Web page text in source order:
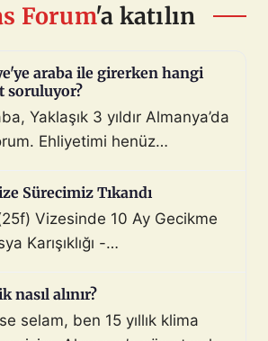
Forum'a katılın
araba ile girerken hangi
soruluyor?
Yaklaşık 3 yıldır Almanya’da
Ehliyetimi henüz
halletmem gerekiyordu ama
yapmadım). Diyelim ki bir
aldım ve gerekli tüm
olan biri aracı kullanarak beni
sınır […]
Sürecimiz Tıkandı
Vizesinde 10 Ay Gecikme
Karışıklığı -
§24a BeschV (Profesyonel
vize sürecimizde 10 ayı
nasıl alınır?
selam, ben 15 yıllık klima